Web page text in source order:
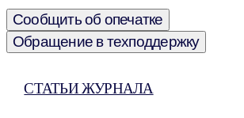
Сообщить об опечатке
Обращение в техподдержку
СТАТЬИ ЖУРНАЛА